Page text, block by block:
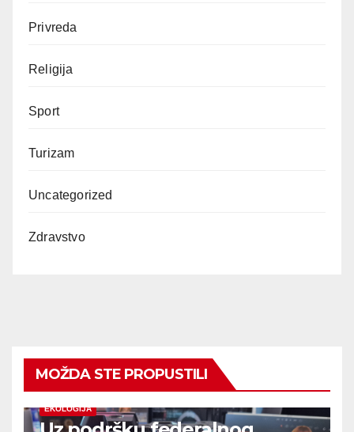
Privreda
Religija
Sport
Turizam
Uncategorized
Zdravstvo
MOŽDA STE PROPUSTILI
EKOLOGIJA